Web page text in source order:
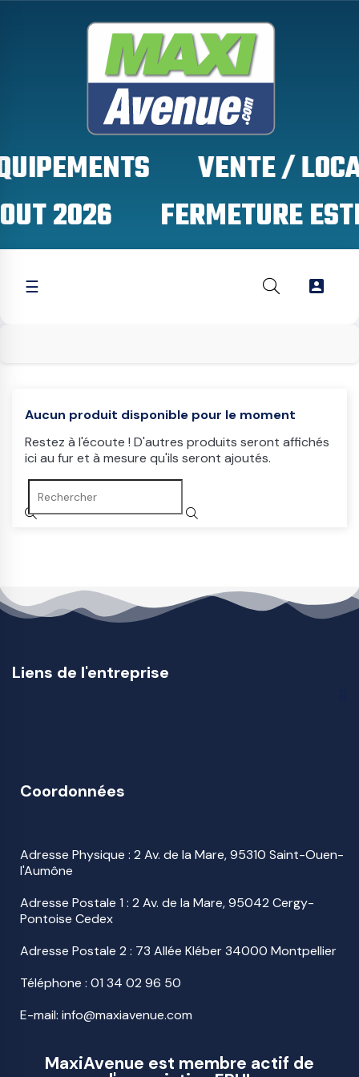
2026
☰ 
Aucun produit disponible pour le moment
Restez à l'écoute ! D'autres produits seront affichés
ici au fur et à mesure qu'ils seront ajoutés.
Liens de l'entreprise
Coordonnées
Adresse Physique : 2 Av. de la Mare, 95310 Saint-Ouen-
l'Aumône
Adresse Postale 1 : 2 Av. de la Mare, 95042 Cergy-
Pontoise Cedex
Adresse Postale 2 : 73 Allée Kléber 34000 Montpellier
Téléphone : 01 34 02 96 50
E-mail: info@maxiavenue.com
MaxiAvenue est membre actif de